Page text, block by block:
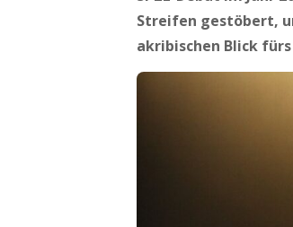
Streifen gestöbert,
akribischen Blick